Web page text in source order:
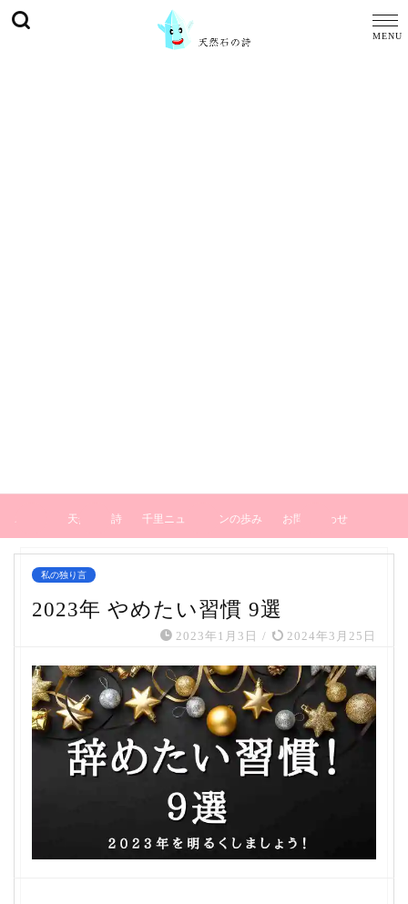
天然石の詩 千里ニュータウンの歩み お問い合わせ
私の独り言
2023年 やめたい習慣 9選
2023年1月3日 / 2024年3月25日